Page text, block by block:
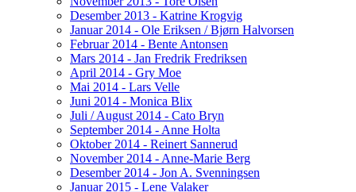
Desember 2013 - Katrine Krogvig
Januar 2014 - Ole Eriksen / Bjørn Halvorsen
Februar 2014 - Bente Antonsen
Mars 2014 - Jan Fredrik Fredriksen
April 2014 - Gry Moe
Mai 2014 - Lars Velle
Juni 2014 - Monica Blix
Juli / August 2014 - Cato Bryn
September 2014 - Anne Holta
Oktober 2014 - Reinert Sannerud
November 2014 - Anne-Marie Berg
Desember 2014 - Jon A. Svenningsen
Januar 2015 - Lene Valaker